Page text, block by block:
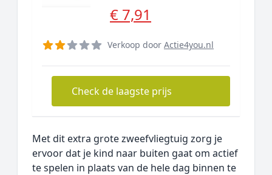
€ 7,91
Verkoop door Actie4you.nl
Check de laagste prijs
Met dit extra grote zweefvliegtuig zorg je
ervoor dat je kind naar buiten gaat om actief
te spelen in plaats van de hele dag binnen te